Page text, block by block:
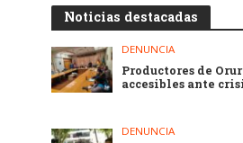
Noticias destacadas
DENUNCIA
Productores de
accesibles ante
DENUNCIA